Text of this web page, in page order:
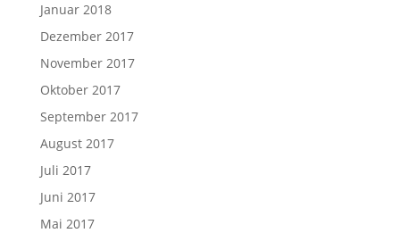
Januar 2018
Dezember 2017
November 2017
Oktober 2017
September 2017
August 2017
Juli 2017
Juni 2017
Mai 2017